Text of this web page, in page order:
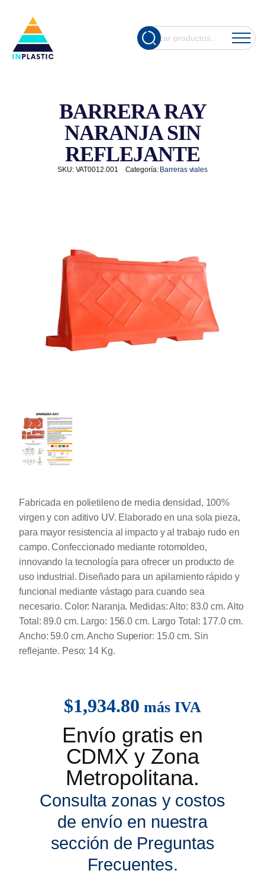
Buscar
por:
Cuando hay
BARRERA RAY
NARANJA SIN
REFLEJANTE
SKU: VAT0012.001 Categoría: Barreras viales
Fabricada en polietileno de media densidad, 100%
virgen y con aditivo UV. Elaborado en una sola pieza,
para mayor resistencia al impacto y al trabajo rudo en
campo. Confeccionado mediante rotomoldeo,
innovando la tecnología para ofrecer un producto de
uso industrial. Diseñado para un apilamiento rápido y
funcional mediante vástago para cuando sea
necesario. Color: Naranja. Medidas: Alto: 83.0 cm. Alto
Total: 89.0 cm. Largo: 156.0 cm. Largo Total: 177.0 cm.
Ancho: 59.0 cm. Ancho Superior: 15.0 cm. Sin
reflejante. Peso: 14 Kg.
$1,934.80 más IVA
Envío gratis en
CDMX y Zona
Metropolitana.
Consulta zonas y costos
de envío en nuestra
sección de Preguntas
Frecuentes.